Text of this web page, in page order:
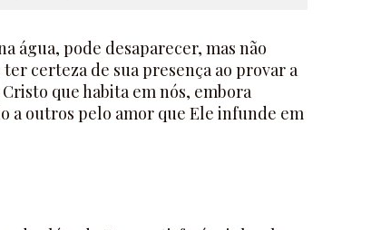
água, pode desaparecer, mas não
certeza de sua presença ao provar a
que habita em nós, embora
a outros pelo amor que Ele infunde em